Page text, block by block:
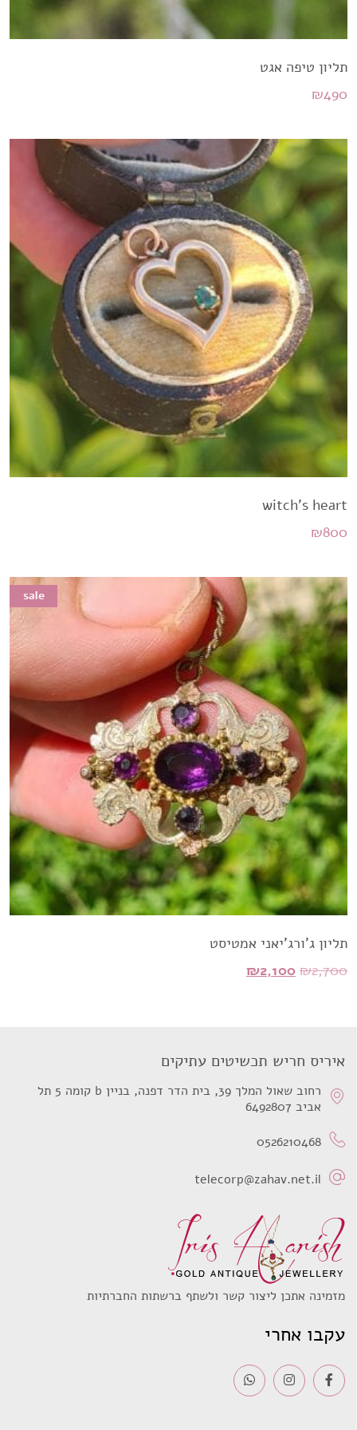
תליון טיפה אגט
₪490
witch's heart
₪800
sale
sale
תליון ג'ורג'יאני אמטיסט
₪2,700
המחיר₪2,100
המחיר
איריס חריש תכשיטים עתיקים
רחוב שאול המלך 39, בית הדר דפנה, בניין b קומה 5 תל
אביב 6492807
0526210468
telecorp@zahav.net.il
מזמינה אתכן ליצור קשר ולשתף ברשתות החברתיות
עקבו אחרי